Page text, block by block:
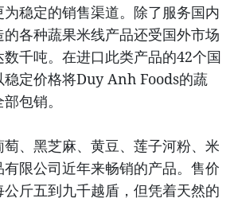
稳定的销售渠道。除了服务国内
各种蔬果米线产品还受国外市场
千吨。在进口此类产品的42个国
稳定价格将Duy Anh Foods的蔬
包销。
、黑芝麻、黄豆、莲子河粉、米
限公司近年来畅销的产品。售价
斤五到九千越盾，但凭着天然的